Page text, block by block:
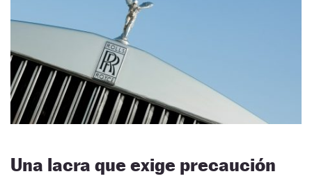
Una lacra que exige precaución